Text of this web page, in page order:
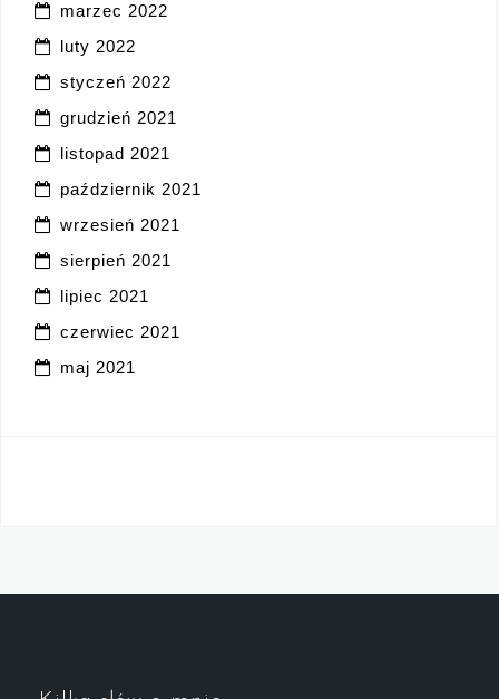
marzec 2022
luty 2022
styczeń 2022
grudzień 2021
listopad 2021
październik 2021
wrzesień 2021
sierpień 2021
lipiec 2021
czerwiec 2021
maj 2021